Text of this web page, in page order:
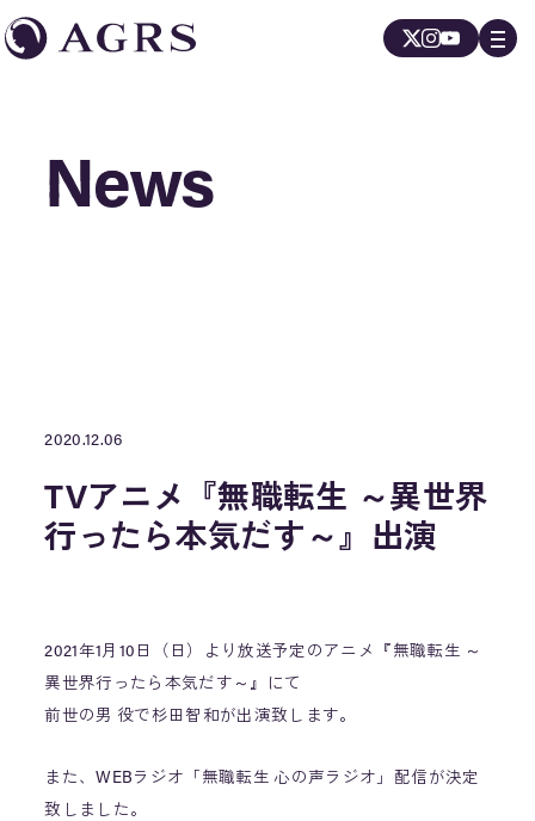
News
News
2020.12.06
TVアニメ『無職転生 ～異世界
行ったら本気だす～』出演
2021年1月10日（日）より放送予定のアニメ『無職転生 ～
異世界行ったら本気だす～』にて
前世の男 役で杉田智和が出演致します。
また、WEBラジオ「無職転生 心の声ラジオ」配信が決定
致しました。